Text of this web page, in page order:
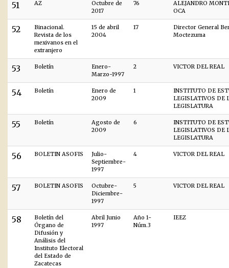
51 AZ
Octubre de
2017
76
ALEJANDRO
OCA
52
Binacional.
Revista de los
mexivanos en el
extranjero
15 de abril
2004
17
Director General
Moctezuma
53 Boletín
Enero-
Marzo-1997
2 VICTOR DEL REAL
54 Boletín
Enero de
2009
1
INSTITUTO DE
LEGISLATIVOS DE
LEGISLATURA
55 Boletín
Agosto de
2009
6
INSTITUTO DE
LEGISLATIVOS DE
LEGISLATURA
56 BOLETIN ASOFIS
Julio-
Septiembre-
1997
4 VICTOR DEL REAL
57 BOLETIN ASOFIS
Octubre-
Diciembre-
1997
5 VICTOR DEL REAL
58
Boletín del
Órgano de
Difusión y
Análisis del
Instituto Electoral
del Estado de
Zacatecas
Abril Junio
1997
Año 1-
Núm.3
IEEZ